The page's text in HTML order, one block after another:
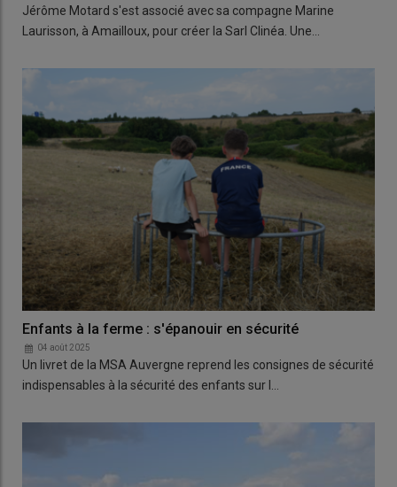
Jérôme Motard s'est associé avec sa compagne Marine
Laurisson, à Amailloux, pour créer la Sarl Clinéa. Une…
Enfants à la ferme : s'épanouir en sécurité
04 août 2025
Un livret de la MSA Auvergne reprend les consignes de sécurité
indispensables à la sécurité des enfants sur l…